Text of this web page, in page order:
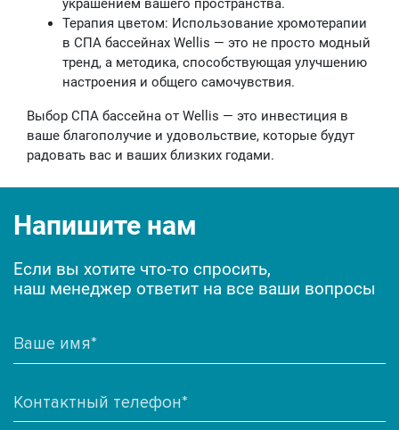
украшением вашего пространства.
Терапия цветом: Использование хромотерапии
в СПА бассейнах Wellis — это не просто модный
тренд, а методика, способствующая улучшению
настроения и общего самочувствия.
Выбор СПА бассейна от Wellis — это инвестиция в
ваше благополучие и удовольствие, которые будут
радовать вас и ваших близких годами.
Напишите нам
Если вы хотите что-то спросить,
наш менеджер ответит на все ваши вопросы